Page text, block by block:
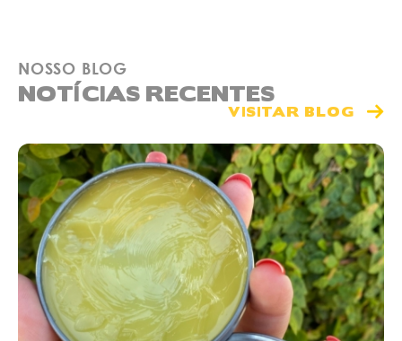
NOSSO BLOG
NOTÍCIAS RECENTES
VISITAR BLOG